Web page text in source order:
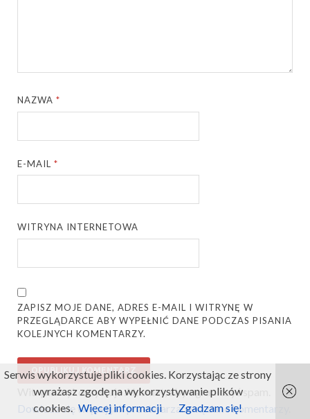
NAZWA*
E-MAIL*
WITRYNA INTERNETOWA
ZAPISZ MOJE DANE, ADRES E-MAIL I WITRYNĘ W
PRZEGLĄDARCE ABY WYPEŁNIĆ DANE PODCZAS PISANIA
KOLEJNYCH KOMENTARZY.
Witryna wykorzystuje Akismet, aby ograniczyć spam.
Dowiedz się więcej jak przetwarzane są dane komentarzy
Serwis wykorzystuje pliki cookies. Korzystając ze strony
wyrażasz zgodę na wykorzystywanie plików
cookies. Więcej informacji Zgadzam się!